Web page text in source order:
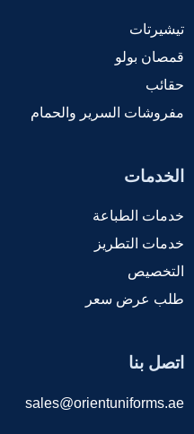
تيشيرتات
قمصان بولو
حقائب
مفروشات السرير والحمام
الخدمات
خدمات الطباعة
خدمات التطريز
التخصيص
طلب عرض سعر
اتصل بنا
sales@orientuniforms.ae